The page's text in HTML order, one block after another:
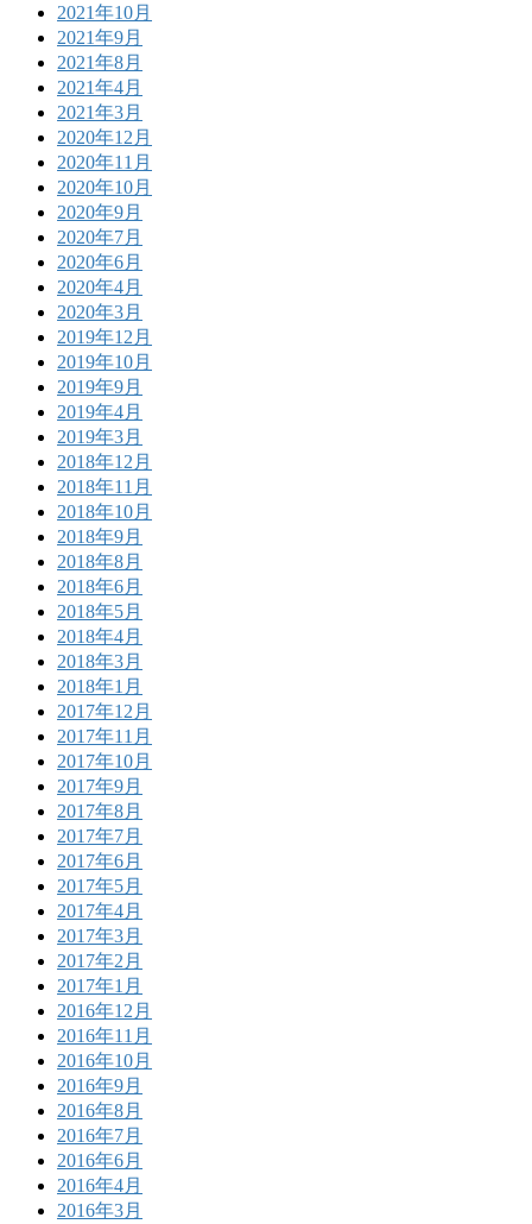
2021年10月
2021年9月
2021年8月
2021年4月
2021年3月
2020年12月
2020年11月
2020年10月
2020年9月
2020年7月
2020年6月
2020年4月
2020年3月
2019年12月
2019年10月
2019年9月
2019年4月
2019年3月
2018年12月
2018年11月
2018年10月
2018年9月
2018年8月
2018年6月
2018年5月
2018年4月
2018年3月
2018年1月
2017年12月
2017年11月
2017年10月
2017年9月
2017年8月
2017年7月
2017年6月
2017年5月
2017年4月
2017年3月
2017年2月
2017年1月
2016年12月
2016年11月
2016年10月
2016年9月
2016年8月
2016年7月
2016年6月
2016年4月
2016年3月